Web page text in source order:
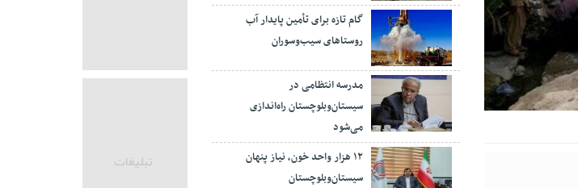
گام تازه برای تأمین پایدار آب
روستاهای سیب‌وسوران
مدرسه انتظامی در
سیستان‌وبلوچستان راه‌اندازی
می‌شود
۱۲ هزار واحد خون، نیاز پنهان
سیستان‌وبلوچستان